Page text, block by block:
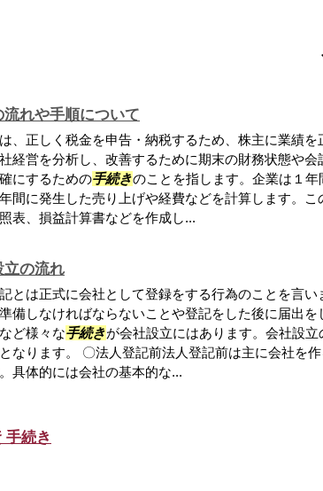
流れや手順について
、正しく税金を申告・納税するため、株主に業績を
経営を分析し、改善するために期末の財務状態や会
にするための手続きのことを指します。企業は１
間に発生した売り上げや経費などを計算します。こ
表、損益計算書などを作成し...
立の流れ
とは正式に会社として登録をする行為のことを言い
備しなければならないことや登記をした後に届出を
ど様々な手続きが会社設立にはあります。会社設立
なります。 〇法人登記前法人登記前は主に会社を
具体的には会社の基本的な...
手続き